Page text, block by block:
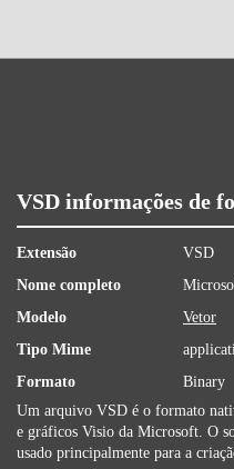
VSD informações de
Extensão
VSD
Nome completo
Modelo
Vetor
Tipo Mime
Formato
Binary
Um arquivo VSD é o formato
e gráficos Visio da Microsoft. O
usado principalmente para a